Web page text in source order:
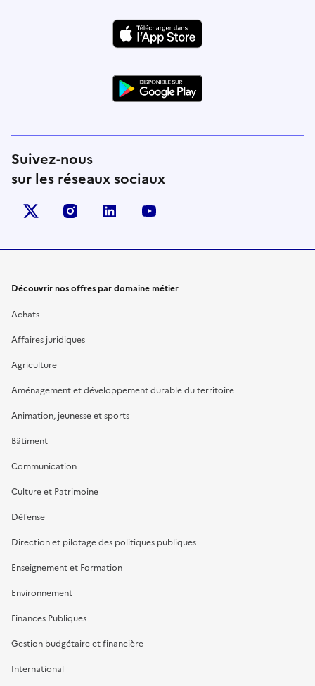
Suivez-nous
sur les réseaux sociaux
X (anciennement Twitter)
instagramlinkedin
Découvrir nos offres par domaine métier
Achats
Affaires juridiques
Agriculture
Aménagement et développement durable du territoire
Animation, jeunesse et sports
Bâtiment
Communication
Culture et Patrimoine
Défense
Direction et pilotage des politiques publiques
Enseignement et Formation
Environnement
Finances Publiques
Gestion budgétaire et financière
International